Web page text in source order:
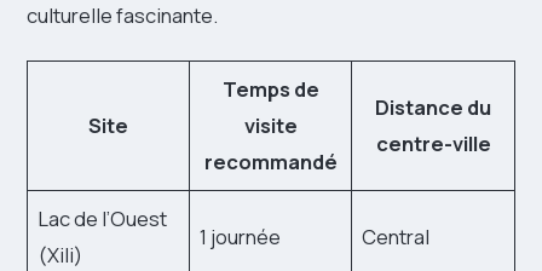
culturelle fascinante.
Site
Temps de
visite
recommandé
Distance du
centre-ville
Lac de l’Ouest
(Xili)
1 journée Central